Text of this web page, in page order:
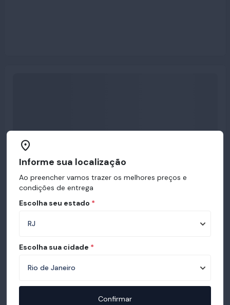
Informe sua localização
Ao preencher vamos trazer os melhores preços e
condições de entrega
Escolha seu estado *
Escolha sua cidade *
Confirmar